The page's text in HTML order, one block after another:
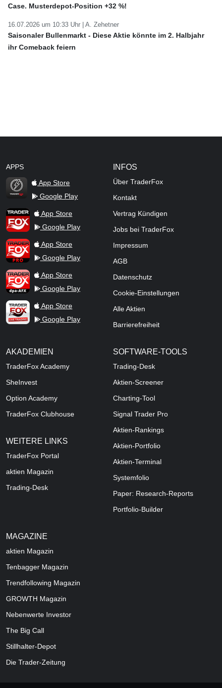
Case. Musterdepot-Position +32 %!
16.07.2026 um 10:33 Uhr | A. Zehetner
Saisonaler Bullenmarkt - Diese Aktie könnte im 2. Halbjahr
ihr Comeback feiern
APPS
TraderFox Flash
App Store
Google Play
TraderFox AppApp Store
Google Play
TraderFox ProApp Store
Google Play
TraderFox dpa-AFX ProFeed
App Store
Google Play
TraderFox Live Trading
App Store
Google Play
INFOS
Über TraderFox
Kontakt
Vertrag Kündigen
Jobs bei TraderFox
Impressum
AGB
Datenschutz
Cookie-Einstellungen
Alle Aktien
Barrierefreiheit
AKADEMIEN
TraderFox Academy
SheInvest
Option Academy
TraderFox Clubhouse
WEITERE LINKS
TraderFox Portal
aktien Magazin
Trading-Desk
SOFTWARE-TOOLS
Trading-Desk
Aktien-Screener
Charting-Tool
Signal Trader Pro
Aktien-Rankings
Aktien-Portfolio
Aktien-Terminal
Systemfolio
Paper: Research-Reports
Portfolio-Builder
MAGAZINE
aktien Magazin
Tenbagger Magazin
Trendfollowing Magazin
GROWTH Magazin
Nebenwerte Investor
The Big Call
Stillhalter-Depot
Die Trader-Zeitung